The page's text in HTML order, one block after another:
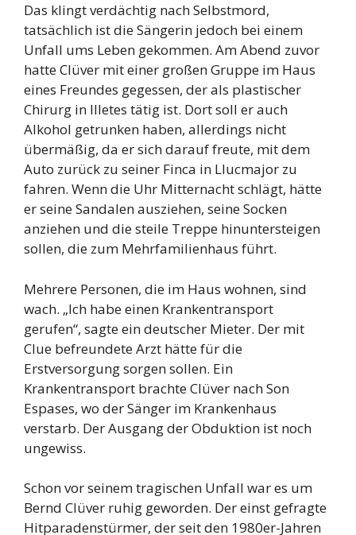
Das klingt verdächtig nach Selbstmord,
tatsächlich ist die Sängerin jedoch bei einem
Unfall ums Leben gekommen. Am Abend zuvor
hatte Clüver mit einer großen Gruppe im Haus
eines Freundes gegessen, der als plastischer
Chirurg in Illetes tätig ist. Dort soll er auch
Alkohol getrunken haben, allerdings nicht
übermäßig, da er sich darauf freute, mit dem
Auto zurück zu seiner Finca in Llucmajor zu
fahren. Wenn die Uhr Mitternacht schlägt, hätte
er seine Sandalen ausziehen, seine Socken
anziehen und die steile Treppe hinuntersteigen
sollen, die zum Mehrfamilienhaus führt.
Mehrere Personen, die im Haus wohnen, sind
wach. „Ich habe einen Krankentransport
gerufen“, sagte ein deutscher Mieter. Der mit
Clue befreundete Arzt hätte für die
Erstversorgung sorgen sollen. Ein
Krankentransport brachte Clüver nach Son
Espases, wo der Sänger im Krankenhaus
verstarb. Der Ausgang der Obduktion ist noch
ungewiss.
Schon vor seinem tragischen Unfall war es um
Bernd Clüver ruhig geworden. Der einst gefragte
Hitparadenstürmer, der seit den 1980er-Jahren